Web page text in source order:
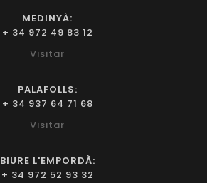
MEDINYÀ:
+ 34 972 49 83 12
Visitar
PALAFOLLS:
+ 34 937 64 71 68
Visitar
BIURE L'EMPORDÀ:
+ 34 972 52 93 32